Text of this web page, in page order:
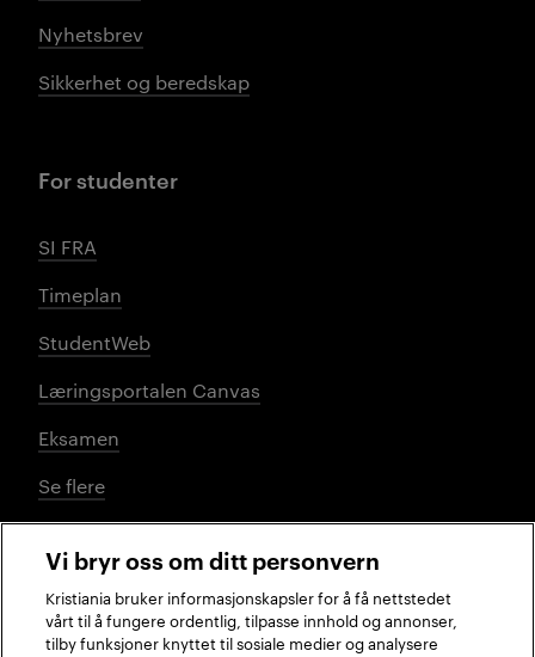
Nyhetsbrev
Sikkerhet og beredskap
For studenter
SI FRA
Timeplan
StudentWeb
Læringsportalen Canvas
Eksamen
Se flere
Sosiale medier
Vi bryr oss om ditt personvern
Kristiania bruker informasjonskapsler for å få nettstedet
vårt til å fungere ordentlig, tilpasse innhold og annonser,
tilby funksjoner knyttet til sosiale medier og analysere